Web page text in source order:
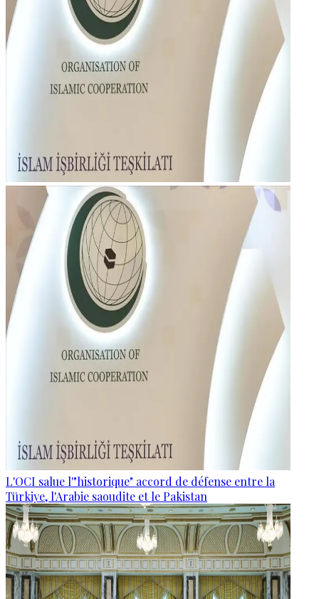
L'OCI salue l'"historique" accord de défense entre la
Türkiye, l'Arabie saoudite et le Pakistan